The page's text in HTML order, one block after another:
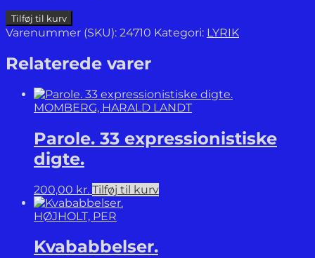
Idealudsalg.
antal
Tilføj til kurv
Varenummer (SKU): 24710 Kategori: LYRIK
Relaterede varer
MOMBERG, HARALD LANDT
Parole. 33 expressionistiske
digte.
200,00 kr. Tilføj til kurv
HØJHOLT, PER
Kvababbelser.